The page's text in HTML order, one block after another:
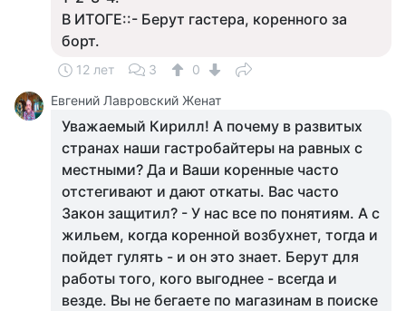
В ИТОГЕ::- Берут гастера, коренного за
борт.
12 лет 3
0
Евгений Лавровский Женат
Уважаемый Кирилл! А почему в развитых
странах наши гастробайтеры на равных с
местными? Да и Ваши коренные часто
отстегивают и дают откаты. Вас часто
Закон защитил? - У нас все по понятиям. А с
жильем, когда коренной возбухнет, тогда и
пойдет гулять - и он это знает. Берут для
работы того, кого выгоднее - всегда и
везде. Вы не бегаете по магазинам в поиске